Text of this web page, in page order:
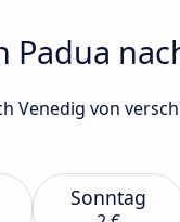
Padua
Venedig von
Sonntag